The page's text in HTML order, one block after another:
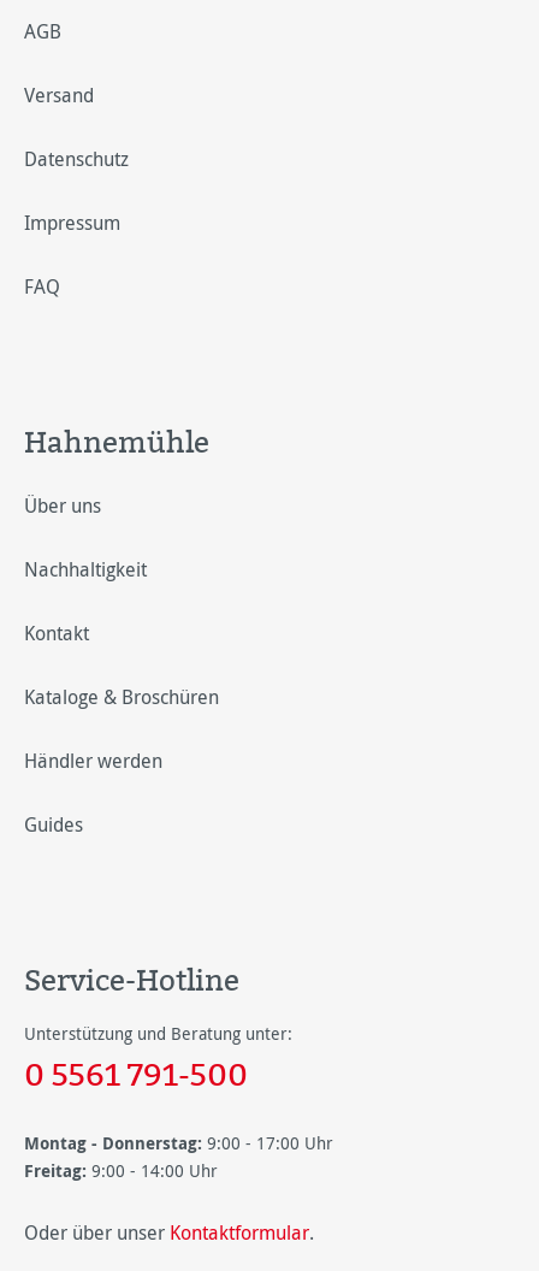
AGB
Versand
Datenschutz
Impressum
FAQ
Hahnemühle
Über uns
Nachhaltigkeit
Kontakt
Kataloge & Broschüren
Händler werden
Guides
Service-Hotline
Unterstützung und Beratung unter:
0 5561 791-500
Montag - Donnerstag: 9:00 - 17:00 Uhr
Freitag: 9:00 - 14:00 Uhr
Oder über unser Kontaktformular.